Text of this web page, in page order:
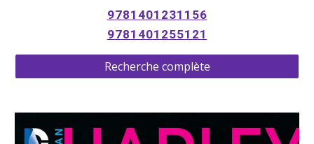
9781401231156
9781401255121
Recherche complète